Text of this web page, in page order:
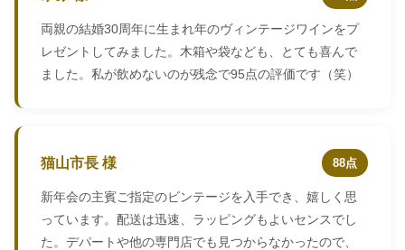
両親の結婚30周年に生まれ年のヴィンテージワインをプ
レゼントしてみました。木箱や袋なども、とても喜んで
ました。私が飲めないのが残念で95点の評価です（笑）
猫山市長 様 88点
新年会の主賓ご指定のビンテージを入手でき、嬉しく思
っています。配送は迅速、ラッピングもよいセンスでし
た。デパートや他の専門店でも見つからなかったので、